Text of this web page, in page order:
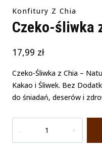
Konfitury Z Chia
Czeko-śliwka
17,99 zł
Czeko-Śliwka z Chia –
Kakao i Śliwek. Bez
do śniadań, deserów i